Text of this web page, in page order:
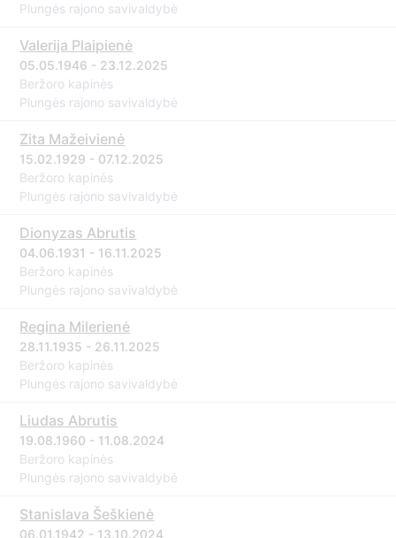
Plungės rajono savivaldybė
Valerija Plaipienė
05.05.1946 - 23.12.2025
Beržoro kapinės
Plungės rajono savivaldybė
Zita Mažeivienė
15.02.1929 - 07.12.2025
Beržoro kapinės
Plungės rajono savivaldybė
Dionyzas Abrutis
04.06.1931 - 16.11.2025
Beržoro kapinės
Plungės rajono savivaldybė
Regina Milerienė
28.11.1935 - 26.11.2025
Beržoro kapinės
Plungės rajono savivaldybė
Liudas Abrutis
19.08.1960 - 11.08.2024
Beržoro kapinės
Plungės rajono savivaldybė
Stanislava Šeškienė
06.01.1942 - 13.10.2024